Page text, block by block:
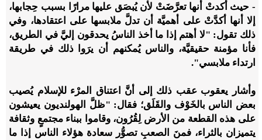
- حيث أكدتْ أنها تعرَّضَتْ لأن يُبصَق عليها مرارًا بسبب حِجابها،
إلا أنها أكدَّتْ على أهميَّة أن تدلَّ ملابسها على اعتقادها، وفي
ذلك تقول: "لا أهتم إذا ما أخذ الناسُ يحدقون إليَّ في الطريق،
فأنا مؤمنة حقيقيَّة، والناس يُمكنهم أن يرَوا ذلك في طريقة
ارتداء ملابسي".
وأشار يعقوب عقب ذلك إلى أنَّ اعتناق المرْء للإسلام يُصيب
بعض الناس بالخَوْف والقَلَق؛ فقال: "ظلَّ الهولنديون يعيشون
على هذه القطعة من الأرض لِقُرُون، وقاموا ببناء مجتمعٍ وثقافة
يتميزان بالثراء، فمنَ الصعبِ تصوُّر سعادة هؤلاء الناس إذا ما